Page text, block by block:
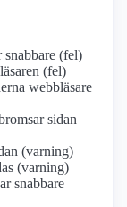
snabbare (fel)
(fel)
webbläsare
sidan
(varning)
(varning)
snabbare